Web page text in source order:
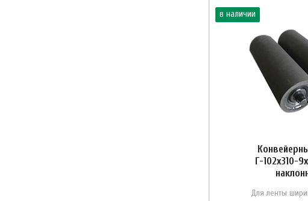
в наличии
Г-102х310-
Для ленты